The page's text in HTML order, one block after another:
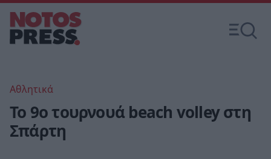
Αθλητικά
Το 9ο τουρνουά beach volley στη
Σπάρτη